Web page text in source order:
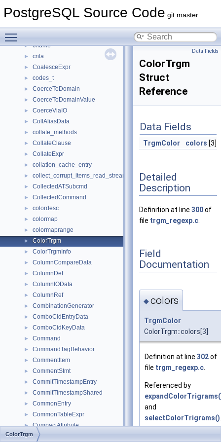
PostgreSQL Source Code git master
► ClusterParams
► cname
► cnfa
► CoalesceExpr
► codes_t
► CoerceToDomain
► CoerceToDomainValue
► CoerceViaIO
► CollAliasData
► collate_methods
► CollateClause
► CollateExpr
► collation_cache_entry
► collect_corrupt_items_read_stream_private
► CollectedATSubcmd
► CollectedCommand
► colordesc
► colormap
► colormaprange
► ColorTrgm
► ColorTrgmInfo
► ColumnCompareData
► ColumnDef
► ColumnIOData
► ColumnRef
► CombinationGenerator
► ComboCidEntryData
► ComboCidKeyData
► Command
► CommandTagBehavior
► CommentItem
► CommentStmt
► CommitTimestampEntry
► CommitTimestampShared
► CommonEntry
► CommonTableExpr
► CompactAttribute
► company
Data Fields
ColorTrgm
Struct
Reference
Data Fields
TrgmColor colors [3]
Detailed
Description
Definition at line 300of
file trgm_regexp.c
Field
Documentation
◆colors
TrgmColor
ColorTrgm::colors[3]
Definition at line 302of
file trgm_regexp.c
Referenced by
and
selectColorTrigrams()
ColorTrgm